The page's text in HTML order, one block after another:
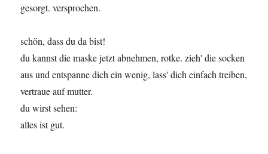
gesorgt. versprochen.
schön, dass du da bist!
du kannst die maske jetzt abnehmen, rotke. zieh' die socken
aus und entspanne dich ein wenig, lass' dich einfach treiben,
vertraue auf mutter.
du wirst sehen:
alles ist gut.